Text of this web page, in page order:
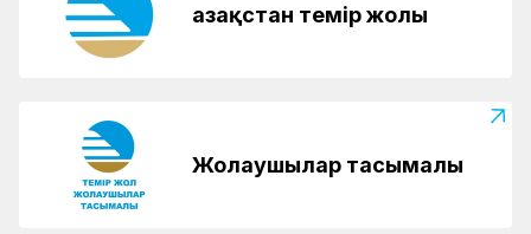
Қазақстан темір жолы
Жолаушылар тасымалы